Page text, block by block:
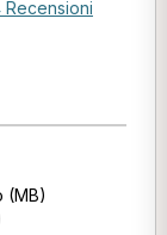
Recensioni
(MB)